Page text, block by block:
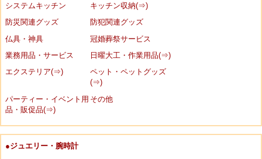
システムキッチン
キッチン収納(⇒)
防災関連グッズ
防犯関連グッズ
仏具・神具
冠婚葬祭サービス
業務用品・サービス
日曜大工・作業用品(⇒)
エクステリア(⇒)
ペット・ペットグッズ
(⇒)
パーティー・イベント用
品・販促品(⇒)
その他
●ジュエリー・腕時計